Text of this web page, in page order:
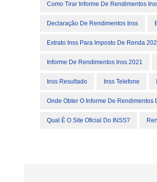
Como Tirar Informe De Rendimentos
Declaração De Rendimentos Inss
Extrato Inss Para Imposto De Renda
Informe De Rendimentos Inss 2021
Inss Resultado Inss Telefone
Onde Obter O Informe De Rendimentos
Qual É O Site Oficial Do INSS?